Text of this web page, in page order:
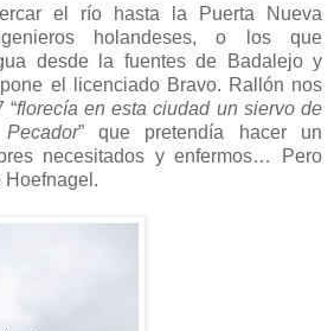
el río hasta la Puerta Nueva
holandeses, o los que
desde la fuentes de Badalejo y
el licenciado Bravo. Rallón nos
“florecía en esta ciudad un siervo de
” que pretendía hacer un
necesitados y enfermos… Pero
Hoefnagel.